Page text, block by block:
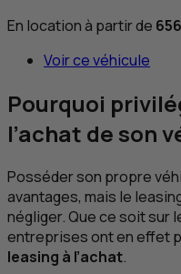
En location à partir de
Voir ce véhicule
Pourquoi
l’achat de son
Posséder son propre
avantages, mais le
négliger. Que ce soit sur
entreprises ont en effet
leasing à l’achat.